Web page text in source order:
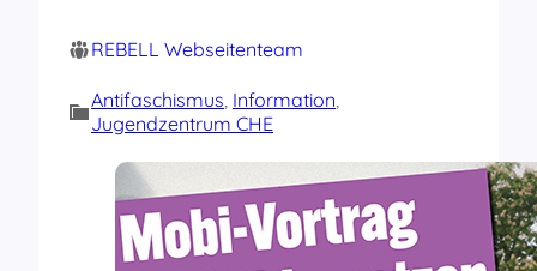
REBELL Webseitenteam
Antifaschismus Information
Jugendzentrum CHE